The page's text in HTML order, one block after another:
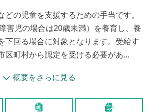
どの児童を支援するための手当です。
害児の場合は20歳未満）を養育し、養
下回る場合に対象となります。受給す
区町村から認定を受ける必要があ...
概要をさらに見る